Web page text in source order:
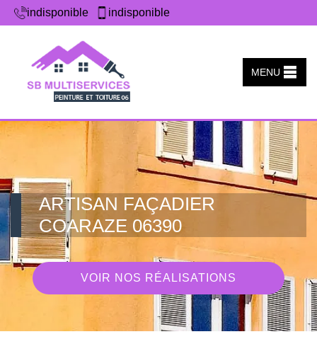
indisponible indisponible
MENU
ARTISAN FAÇADIER
COARAZE 06390
VOIR NOS RÉALISATIONS